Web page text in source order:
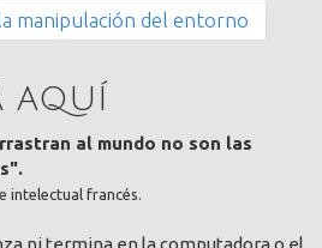
manipulación del entorno
aquí
al mundo no son las
intelectual francés.